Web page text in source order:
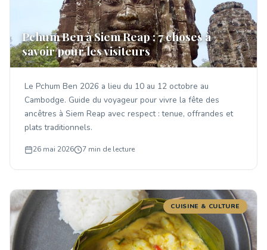
Pchum Ben à Siem Reap : 7 choses à
savoir pour les visiteurs
Le Pchum Ben 2026 a lieu du 10 au 12 octobre au
Cambodge. Guide du voyageur pour vivre la fête des
ancêtres à Siem Reap avec respect : tenue, offrandes et
plats traditionnels.
26 mai 2026 7 min de lecture
CUISINE & CULTURE